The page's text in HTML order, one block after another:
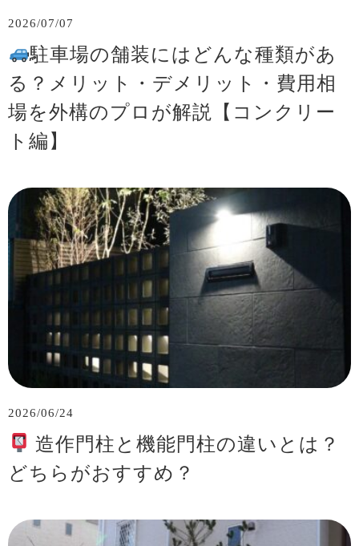
2026/07/07
駐車場の舗装にはどんな種類があ
る？メリット・デメリット・費用相
場を外構のプロが解説【コンクリー
ト編】
2026/06/24
造作門柱と機能門柱の違いとは？
どちらがおすすめ？